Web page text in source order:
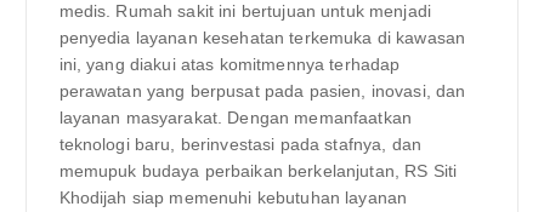
medis. Rumah sakit ini bertujuan untuk menjadi
penyedia layanan kesehatan terkemuka di kawasan
ini, yang diakui atas komitmennya terhadap
perawatan yang berpusat pada pasien, inovasi, dan
layanan masyarakat. Dengan memanfaatkan
teknologi baru, berinvestasi pada stafnya, dan
memupuk budaya perbaikan berkelanjutan, RS Siti
Khodijah siap memenuhi kebutuhan layanan